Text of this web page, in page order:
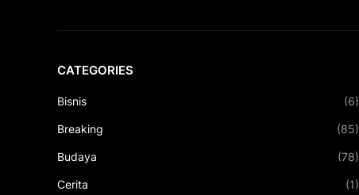
CATEGORIES
Bisnis (6)
Breaking (85)
Budaya (78)
Cerita (1)